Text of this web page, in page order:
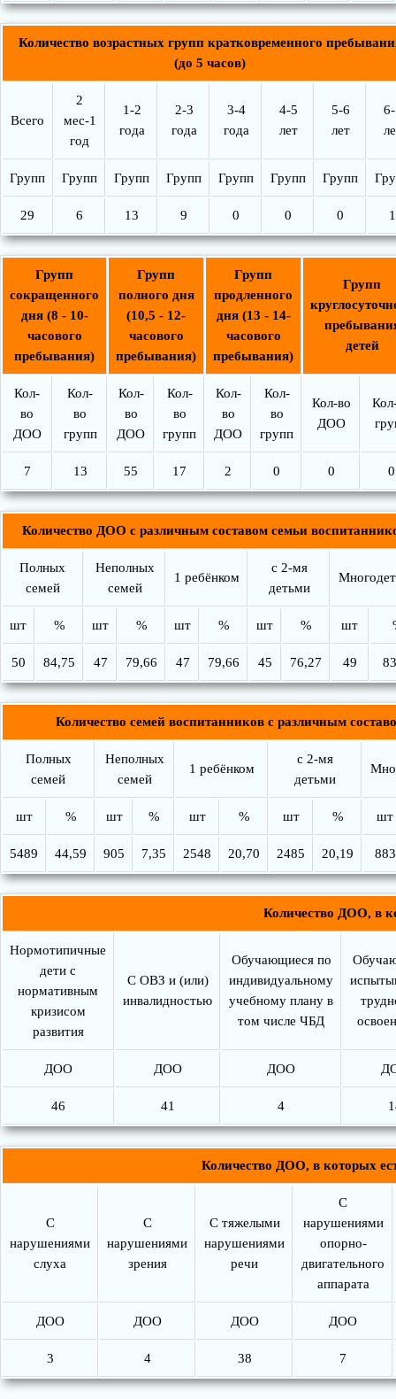
Количество возрастных групп кратковременного
(до 5 часов)
Всего
2
мес-1
год
1-2
года
2-3
года
3-4
года
4-5
лет
5-6
лет
Групп Групп Групп Групп Групп Групп Групп
29 6 13 9 0 0 0 1
Групп
сокращенного
дня (8 - 10-
часового
пребывания)
Групп
полного дня
(10,5 - 12-
часового
пребывания)
Групп
продленного
дня (13 - 14-
часового
пребывания)
Групп
детей
Кол-
во
ДОО
Кол-
во
групп
Кол-
во
ДОО
Кол-
во
групп
Кол-
во
ДОО
Кол-
во
групп
Кол-во
ДОО
7 13 55 17 2 0 0 0
Количество ДОО с различным составом семьи
Полных
семей
Неполных
семей
1 ребёнком
с 2-мя
детьми
шт % шт % шт % шт % шт
50 84,75 47 79,66 47 79,66 45 76,27 49
Количество семей воспитанников с различным
Полных
семей
Неполных
семей
1 ребёнком
с 2-мя
детьми
шт % шт % шт % шт % шт
5489 44,59 905 7,35 2548 20,70 2485 20,19 883
Количество ДОО, в
Нормотипичные
дети с
нормативным
кризисом
развития
С ОВЗ и (или)
инвалидностью
Обучающиеся по
индивидуальному
учебному плану в
том числе ЧБД
ДОО ДОО ДОО
46 41 4
Количество ДОО, в которых
С
нарушениями
слуха
С
нарушениями
зрения
С тяжелыми
нарушениями
речи
С
нарушениями
опорно-
двигательного
аппарата
ДОО ДОО ДОО ДОО
3 4 38 7